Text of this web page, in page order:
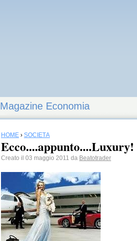
Magazine Economia
HOME › SOCIETÀ
Creato il 03 maggio 2011 da Beatotrader